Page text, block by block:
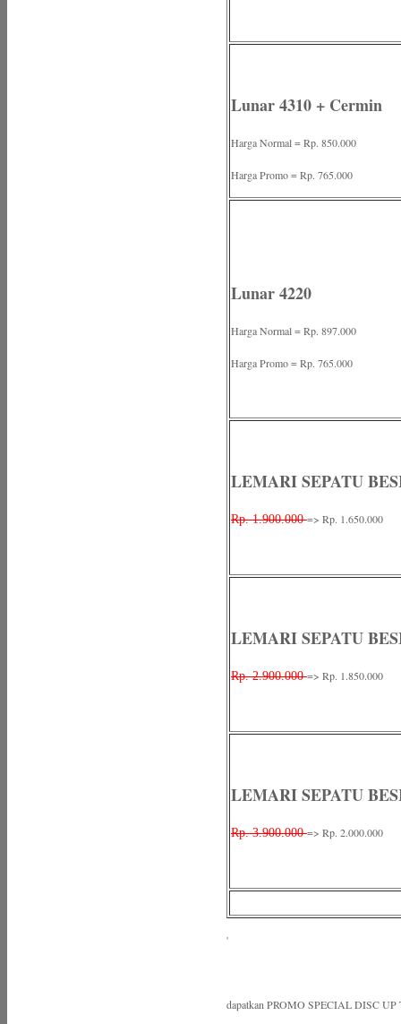
Lunar 4310 + Cermin
Harga Normal = Rp. 850.000
Harga Promo = Rp. 765.000
Lunar 4220
Harga Normal = Rp. 897.000
Harga Promo = Rp. 765.000
LEMARI SEPATU
Rp. 1.900.000=> Rp. 1.650.000
LEMARI SEPATU
Rp. 2.900.000=> Rp. 1.850.000
LEMARI SEPATU
Rp. 3.900.000=> Rp. 2.000.000
'
dapatkan PROMO SPECIAL DISC